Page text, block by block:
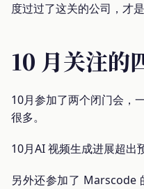
度过过了这关的公司，才
10 月关注的
10月参加了两个闭门会，
很多。
10月AI 视频生成进展超出
另外还参加了 Marscode